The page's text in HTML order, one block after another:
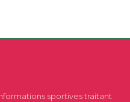
sportives traitant